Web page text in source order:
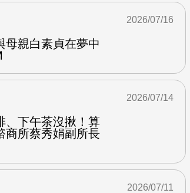
母親白素貞在夢中
2026/07/16
、下午茶沒揪！算
商所蔡秀娟副所長
2026/07/14
2026/07/11